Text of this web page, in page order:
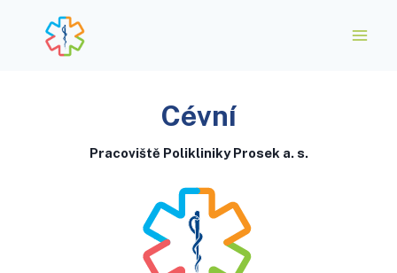
Cévní
Pracoviště Polikliniky Prosek a. s.